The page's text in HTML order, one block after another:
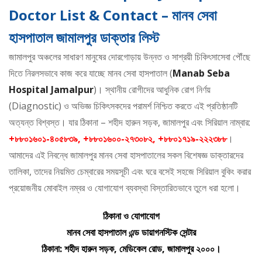
Doctor List & Contact – মানব সেবা
হাসপাতাল জামালপুর ডাক্তার লিস্ট
জামালপুর অঞ্চলের সাধারণ মানুষের দোরগোড়ায় উন্নত ও সাশ্রয়ী চিকিৎসাসেবা পৌঁছে
দিতে নিরলসভাবে কাজ করে যাচ্ছে মানব সেবা হাসপাতাল (Manab Seba
Hospital Jamalpur)। স্থানীয় রোগীদের আধুনিক রোগ নির্ণয়
(Diagnostic) ও অভিজ্ঞ চিকিৎসকদের পরামর্শ নিশ্চিত করতে এই প্রতিষ্ঠানটি
অত্যন্ত বিশ্বস্ত। যার ঠিকানা – শহীদ হারুন সড়ক, জামালপুর এবং সিরিয়াল নাম্বার:
+৮৮০১৬০১-৪০৫৮৩৯, +৮৮০১৬০০-২৭৩০৮২, +৮৮০১৭১৯-২২২৩৮৮।
আমাদের এই নিবন্ধে জামালপুর মানব সেবা হাসপাতালের সকল বিশেষজ্ঞ ডাক্তারদের
তালিকা, তাদের নিয়মিত চেম্বারের সময়সূচী এবং ঘরে বসেই সহজে সিরিয়াল বুকিং করার
প্রয়োজনীয় মোবাইল নম্বর ও যোগাযোগ ব্যবস্থা বিস্তারিতভাবে তুলে ধরা হলো।
ঠিকানা ও যোগাযোগ
মানব সেবা হাসপাতাল এন্ড ডায়াগনস্টিক সেন্টার
ঠিকানা: শহীদ হারুন সড়ক, মেডিকেল রোড, জামালপুর ২০০০।